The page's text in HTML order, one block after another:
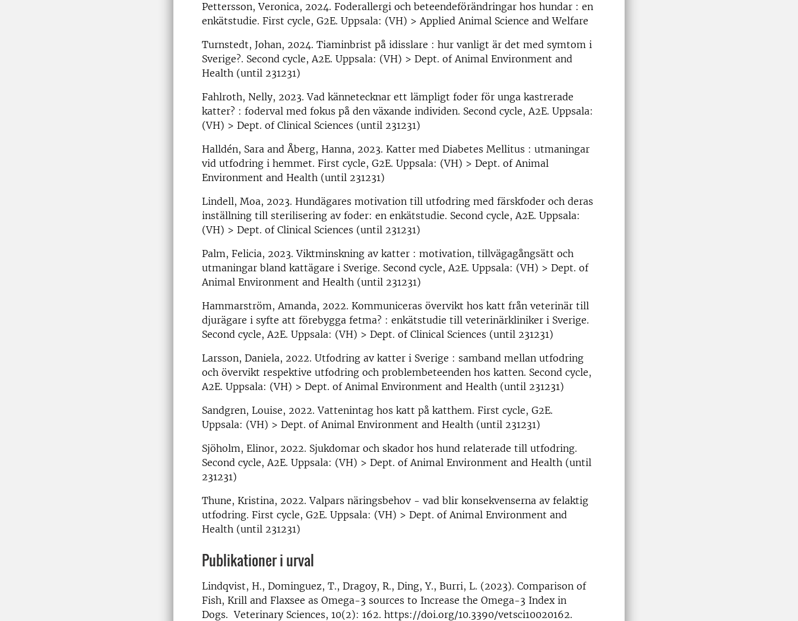
Pettersson, Veronica, 2024. Foderallergi och beteendeförändringar hos hundar : en
enkätstudie. First cycle, G2E. Uppsala: (VH) > Applied Animal Science and Welfare
Turnstedt, Johan, 2024. Tiaminbrist på idisslare : hur vanligt är det med symtom i
Sverige?. Second cycle, A2E. Uppsala: (VH) > Dept. of Animal Environment and
Health (until 231231)
Fahlroth, Nelly, 2023. Vad kännetecknar ett lämpligt foder för unga kastrerade
katter? : foderval med fokus på den växande individen. Second cycle, A2E. Uppsala:
(VH) > Dept. of Clinical Sciences (until 231231)
Halldén, Sara and Åberg, Hanna, 2023. Katter med Diabetes Mellitus : utmaningar
vid utfodring i hemmet. First cycle, G2E. Uppsala: (VH) > Dept. of Animal
Environment and Health (until 231231)
Lindell, Moa, 2023. Hundägares motivation till utfodring med färskfoder och deras
inställning till sterilisering av foder: en enkätstudie. Second cycle, A2E. Uppsala:
(VH) > Dept. of Clinical Sciences (until 231231)
Palm, Felicia, 2023. Viktminskning av katter : motivation, tillvägagångsätt och
utmaningar bland kattägare i Sverige. Second cycle, A2E. Uppsala: (VH) > Dept. of
Animal Environment and Health (until 231231)
Hammarström, Amanda, 2022. Kommuniceras övervikt hos katt från veterinär till
djurägare i syfte att förebygga fetma? : enkätstudie till veterinärkliniker i Sverige.
Second cycle, A2E. Uppsala: (VH) > Dept. of Clinical Sciences (until 231231)
Larsson, Daniela, 2022. Utfodring av katter i Sverige : samband mellan utfodring
och övervikt respektive utfodring och problembeteenden hos katten. Second cycle,
A2E. Uppsala: (VH) > Dept. of Animal Environment and Health (until 231231)
Sandgren, Louise, 2022. Vattenintag hos katt på katthem. First cycle, G2E.
Uppsala: (VH) > Dept. of Animal Environment and Health (until 231231)
Sjöholm, Elinor, 2022. Sjukdomar och skador hos hund relaterade till utfodring.
Second cycle, A2E. Uppsala: (VH) > Dept. of Animal Environment and Health (until
231231)
Thune, Kristina, 2022. Valpars näringsbehov - vad blir konsekvenserna av felaktig
utfodring. First cycle, G2E. Uppsala: (VH) > Dept. of Animal Environment and
Health (until 231231)
Publikationer i urval
Lindqvist, H., Dominguez, T., Dragoy, R., Ding, Y., Burri, L. (2023). Comparison of
Fish, Krill and Flaxsee as Omega-3 sources to Increase the Omega-3 Index in
Dogs. Veterinary Sciences, 10(2): 162. https://doi.org/10.3390/vetsci10020162.